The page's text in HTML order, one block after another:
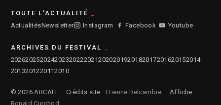
TOUTE L'ACTUALITÉ
ActualitésNewsletter Instagram Facebook Youtube
ARCHIVES DU FESTIVAL
2026202520242023202220212020201920182017201620152014
2013201220112010
© 2026 ARCALT – Crédits site : Etienne Delcambre – Affiche :
Ronald Curchod